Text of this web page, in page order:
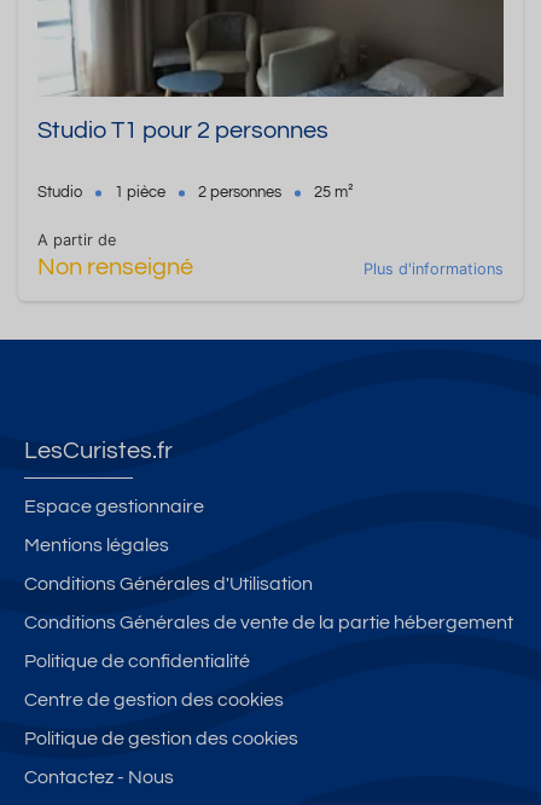
Studio T1 pour 2 personnes
Studio 1 pièce 2 personnes 25 m²
A partir de
Non renseigné Plus d'informations
LesCuristes.fr
Espace gestionnaire
Mentions légales
Conditions Générales d'Utilisation
Conditions Générales de vente de la partie hébergement
Politique de confidentialité
Centre de gestion des cookies
Politique de gestion des cookies
Contactez - Nous